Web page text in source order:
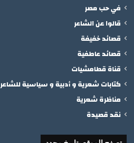
في حب مصر
قالوا عن الشاعر
قصائد خفيفة
قصائد عاطفية
قناة قطامشيات
كتابات شعرية و أدبية و سياسية للشاعر
مناظرة شعرية
نقد قصيدة